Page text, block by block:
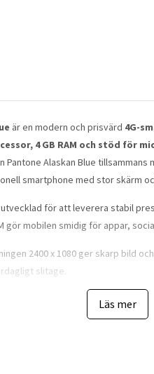
är en modern och prisvärd 4G-
4 GB RAM och stöd för
Pantone Alaskan Blue
smartphone med stor skärm
för att leverera stabil
gör mobilen smidig för appar,
2400 x 1080 ger skarp bild
slitage.
med Sony LYTIA 600-
större motiv och landskap.
Läs mer